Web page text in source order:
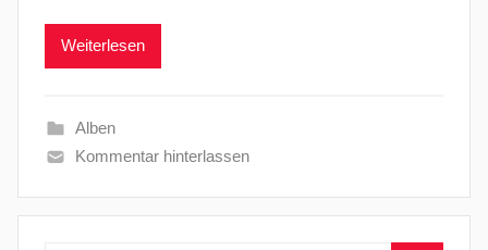
Weiterlesen
Alben
Kommentar hinterlassen